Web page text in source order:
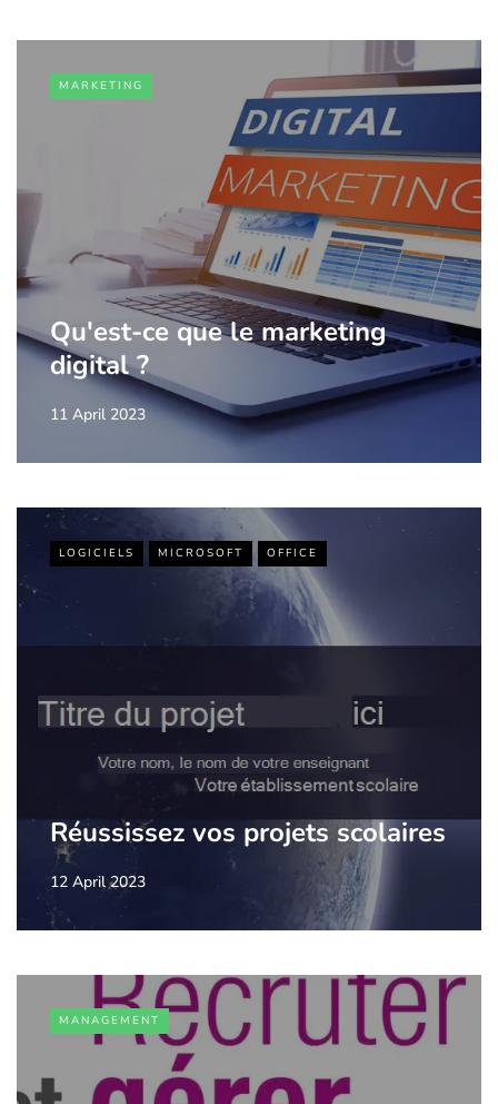
MARKETING
Qu'est-ce que le marketing
digital ?
11 April 2023
LOGICIELS MICROSOFT OFFICE
Réussissez vos projets scolaires
12 April 2023
MANAGEMENT